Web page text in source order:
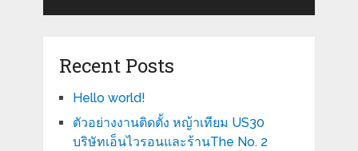
Recent Posts
Hello world!
ตัวอย่างงานติดตั้ง หญ้าเทียม US30
บริษัทเอ็นไวรอนและร้านThe No. 2